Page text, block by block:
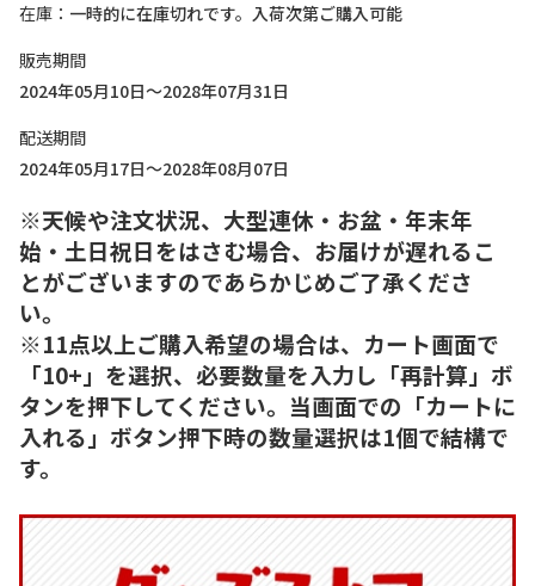
在庫
一時的に在庫切れです。入荷次第ご購入可能
販売期間
2024年05月10日～2028年07月31日
配送期間
2024年05月17日～2028年08月07日
※天候や注文状況、大型連休・お盆・年末年
始・土日祝日をはさむ場合、お届けが遅れるこ
とがございますのであらかじめご了承くださ
い。
※11点以上ご購入希望の場合は、カート画面で
「10+」を選択、必要数量を入力し「再計算」ボ
タンを押下してください。当画面での「カートに
入れる」ボタン押下時の数量選択は1個で結構で
す。